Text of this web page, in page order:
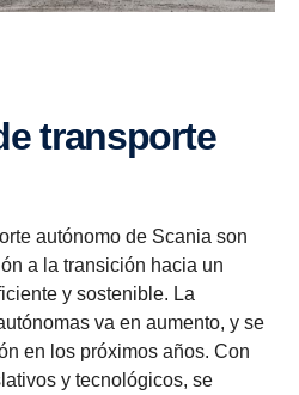
autónomo de Scania son
a la transición hacia un
y sostenible. La
va en aumento, y se
en los próximos años. Con
y tecnológicos, se